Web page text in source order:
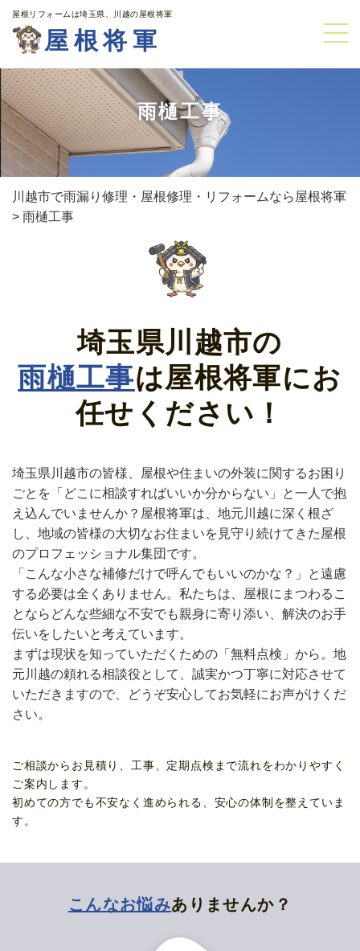
屋根リフォームは埼玉県、川越の屋根将軍
屋根将軍
雨樋工事
川越市で雨漏り修理・屋根修理・リフォームなら屋根将軍
> 雨樋工事
埼玉県川越市の
雨樋工事は屋根将軍にお
任せください！
埼玉県川越市の皆様、屋根や住まいの外装に関するお困り
ごとを「どこに相談すればいいか分からない」と一人で抱
え込んでいませんか？屋根将軍は、地元川越に深く根ざ
し、地域の皆様の大切なお住まいを見守り続けてきた屋根
のプロフェッショナル集団です。
「こんな小さな補修だけで呼んでもいいのかな？」と遠慮
する必要は全くありません。私たちは、屋根にまつわるこ
とならどんな些細な不安でも親身に寄り添い、解決のお手
伝いをしたいと考えています。
まずは現状を知っていただくための「無料点検」から。地
元川越の頼れる相談役として、誠実かつ丁寧に対応させて
いただきますので、どうぞ安心してお気軽にお声がけくだ
さい。
ご相談からお見積り、工事、定期点検まで流れをわかりやすく
ご案内します。
初めての方でも不安なく進められる、安心の体制を整えていま
す。
こんなお悩みありませんか？